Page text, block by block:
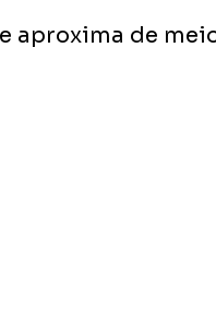
aproxima de